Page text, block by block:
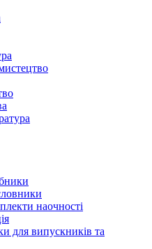
наочності
для випускників та